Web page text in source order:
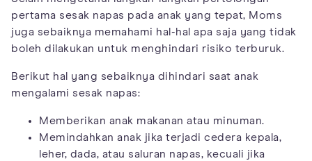
pertama sesak napas pada anak yang tepat, Moms
juga sebaiknya memahami hal-hal apa saja yang tidak
boleh dilakukan untuk menghindari risiko terburuk.
Berikut hal yang sebaiknya dihindari saat anak
mengalami sesak napas:
Memberikan anak makanan atau minuman.
Memindahkan anak jika terjadi cedera kepala,
leher, dada, atau saluran napas, kecuali jika